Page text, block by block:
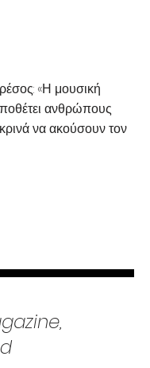
«Η μουσική
ανθρώπους
να ακούσουν τον